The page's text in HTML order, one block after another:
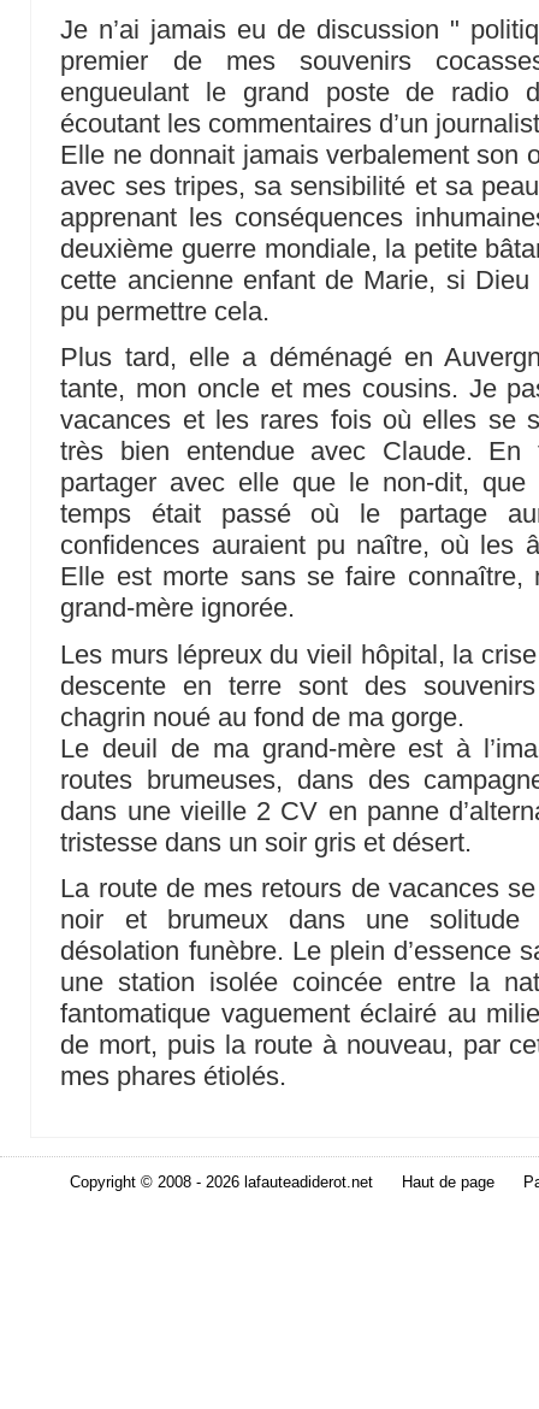
Je n’ai jamais eu de discussion "
premier de mes souvenirs
engueulant le grand poste de radio
écoutant les commentaires d’un
Elle ne donnait jamais verbalement son
avec ses tripes, sa sensibilité et sa
apprenant les conséquences
deuxième guerre mondiale, la petite
cette ancienne enfant de Marie, si
pu permettre cela.
Plus tard, elle a déménagé en
tante, mon oncle et mes cousins. Je
vacances et les rares fois où elles se
très bien entendue avec Claude. En
partager avec elle que le non-dit,
temps était passé où le partage
confidences auraient pu naître, où les
Elle est morte sans se faire connaître,
grand-mère ignorée.
Les murs lépreux du vieil hôpital, la
descente en terre sont des
chagrin noué au fond de ma gorge.
Le deuil de ma grand-mère est à
routes brumeuses, dans des
dans une vieille 2 CV en panne
tristesse dans un soir gris et désert.
La route de mes retours de vacances
noir et brumeux dans une solitude
désolation funèbre. Le plein d’essence
une station isolée coincée entre la
fantomatique vaguement éclairé au
de mort, puis la route à nouveau, par
mes phares étiolés.
Copyright © 2008 - 2026 lafauteadiderot.net Haut de page